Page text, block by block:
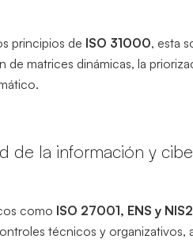
principios de ISO 31000, esta
de matrices dinámicas, la
de la información y
como ISO 27001, ENS y
técnicos y organizativos,